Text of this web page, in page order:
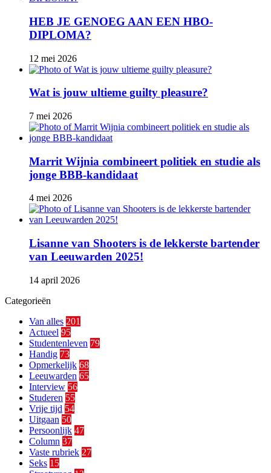
HEB JE GENOEG AAN EEN HBO-
DIPLOMA?
12 mei 2026
Wat is jouw ultieme guilty pleasure?
7 mei 2026
Marrit Wijnia combineert politiek en studie als
jonge BBB‑kandidaat
4 mei 2026
Lisanne van Shooters is de lekkerste bartender
van Leeuwarden 2025!
14 april 2026
Categorieën
Van alles 201
Actueel 95
Studentenleven 79
Handig 73
Opmerkelijk 68
Leeuwarden 65
Interview 56
Studeren 55
Vrije tijd 54
Uitgaan 50
Persoonlijk 47
Column 37
Vaste rubriek 27
Seks 15